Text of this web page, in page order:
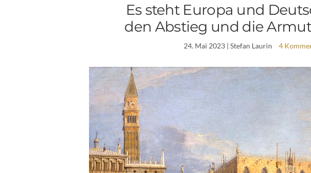
Es steht Europa und
den Abstieg und die
24. Mai 2023 | Stefan Laurin 4